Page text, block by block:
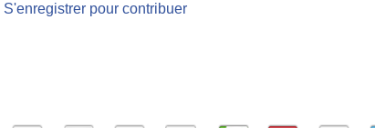
S'enregistrer pour contribuer